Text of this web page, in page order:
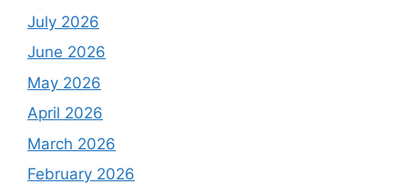
July 2026
June 2026
May 2026
April 2026
March 2026
February 2026